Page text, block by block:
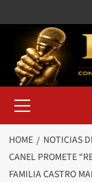
HOME NOTICIAS
CANEL PROMETE
FAMILIA CASTRO